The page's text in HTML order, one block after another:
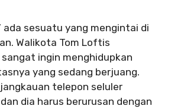
ada sesuatu yang mengintai di
Walikota Tom Loftis
ingin menghidupkan
yang sedang berjuang.
telepon seluler
dia harus berurusan dengan